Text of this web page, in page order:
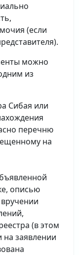
(если
можно
из
Сибая или
перечню
на
описью
(в этом
на заявлении